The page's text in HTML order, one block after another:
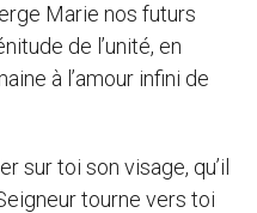
Marie nos futurs
de l’unité, en
à l’amour infini de
sur toi son visage, qu’il
tourne vers toi